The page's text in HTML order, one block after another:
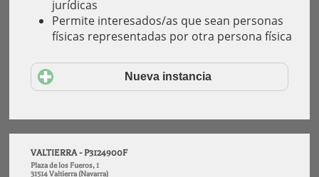
jurídicas
Permite interesados/as que sean personas
físicas representadas por otra persona física
Nueva instancia
VALTIERRA - P3124900F
Plaza de los Fueros, 1
31514 Valtierra (Navarra)